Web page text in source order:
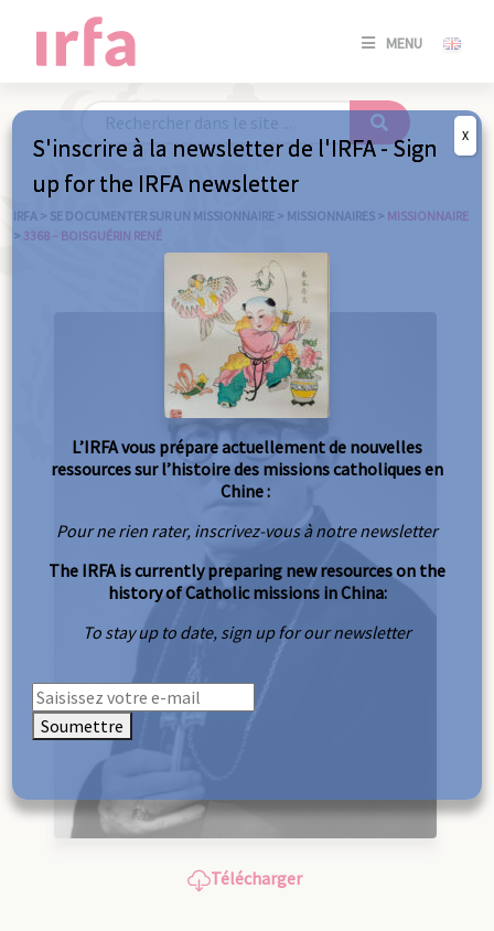
MENU
SE
/
IRFA > SE DOCUMENTER SUR UN MISSIONNAIRE > MISSIONNAIRES > MISSIONNAIRE
> 3368 – BOISGUÉRIN RENÉ
Télécharger
S'inscrire à la newsletter de l'IRFA - Sign
up for the IRFA newsletter
L’IRFA vous prépare actuellement de nouvelles
ressources sur l’histoire des missions catholiques en
Chine :
Pour ne rien rater, inscrivez-vous à notre newsletter
The IRFA is currently preparing new resources on the
history of Catholic missions in China:
To stay up to date, sign up for our newsletter
Soumettre
X